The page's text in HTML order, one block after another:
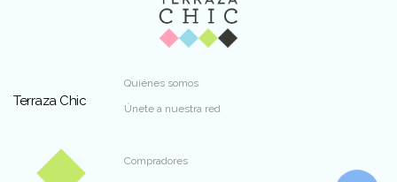
Terraza Chic
Quiénes somos
Únete a nuestra red
Compradores